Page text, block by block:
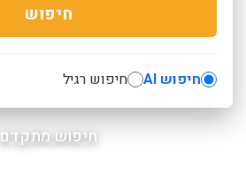
חיפוש
חיפוש AI חיפוש רגיל
חיפוש מתקדם